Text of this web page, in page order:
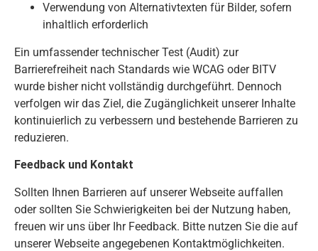
Verwendung von Alternativtexten für Bilder, sofern
inhaltlich erforderlich
Ein umfassender technischer Test (Audit) zur
Barrierefreiheit nach Standards wie WCAG oder BITV
wurde bisher nicht vollständig durchgeführt. Dennoch
verfolgen wir das Ziel, die Zugänglichkeit unserer Inhalte
kontinuierlich zu verbessern und bestehende Barrieren zu
reduzieren.
Feedback und Kontakt
Sollten Ihnen Barrieren auf unserer Webseite auffallen
oder sollten Sie Schwierigkeiten bei der Nutzung haben,
freuen wir uns über Ihr Feedback. Bitte nutzen Sie die auf
unserer Webseite angegebenen Kontaktmöglichkeiten.